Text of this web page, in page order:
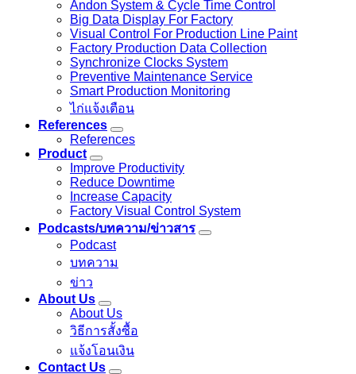
Andon System & Cycle Time Control
Big Data Display For Factory
Visual Control For Production Line Paint
Factory Production Data Collection
Synchronize Clocks System
Preventive Maintenance Service
Smart Production Monitoring
ไก่แจ้งเตือน
References
References
Product
Improve Productivity
Reduce Downtime
Increase Capacity
Factory Visual Control System
Podcasts/บทความ/ข่าวสาร
Podcast
บทความ
ข่าว
About Us
About Us
วิธีการสั้งซื้อ
แจ้งโอนเงิน
Contact Us